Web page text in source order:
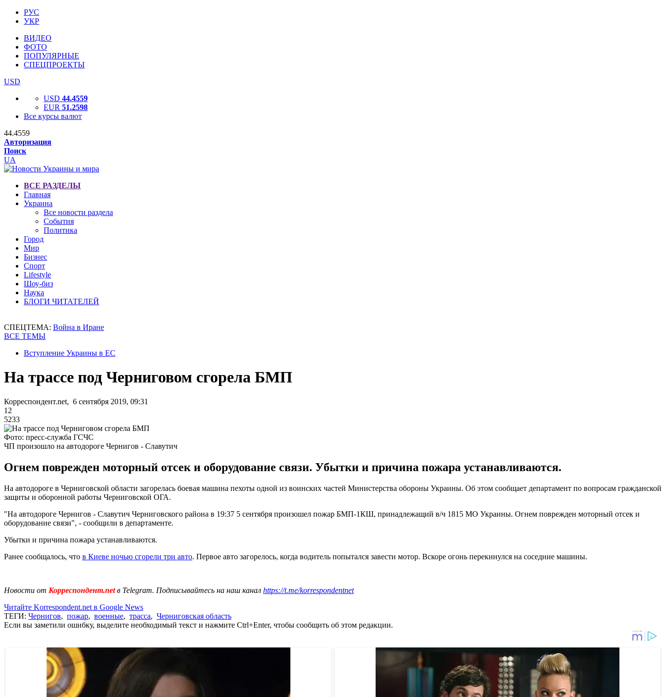
РУС
УКР
ВИДЕО
ФОТО
ПОПУЛЯРНЫЕ
СПЕЦПРОЕКТЫ
USD
USD 44.4559
EUR 51.2598
Все курсы валют
44.4559
Авторизация
Поиск
UA
ВСЕ РАЗДЕЛЫ
Главная
Украина
Все новости раздела
События
Политика
Город
Мир
Бизнес
Спорт
Lifestyle
Шоу-биз
Наука
БЛОГИ ЧИТАТЕЛЕЙ
СПЕЦТЕМА: Война в Иране
ВСЕ ТЕМЫ
Вступление Украины в ЕС
На трассе под Черниговом сгорела БМП
Корреспондент.net, 6 сентября 2019, 09:31
12
5233
Фото: пресс-служба ГСЧС
ЧП произошло на автодороге Чернигов - Славутич
Огнем поврежден моторный отсек и оборудование связи. Убытки и причина пожара устанавливаются.
На автодороге в Черниговской области загорелась боевая машина пехоты одной из воинских частей Министерства обороны Украины. Об этом сообщает департамент по вопросам гражданской
защиты и оборонной работы Черниговской ОГА.
"На автодороге Чернигов - Славутич Черниговского района в 19:37 5 сентября произошел пожар БМП-1КШ, принадлежащий в/ч 1815 МО Украины. Огнем поврежден моторный отсек и
оборудование связи", - сообщили в департаменте.
Убытки и причина пожара устанавливаются.
Ранее сообщалось, что в Киеве ночью сгорели три авто. Первое авто загорелось, когда водитель попытался завести мотор. Вскоре огонь перекинулся на соседние машины.
Новости от Корреспондент.netв Telegram. Подписывайтесь на наш канал https://t.me/korrespondentnet
Читайте Korrespondent.net в Google News
ТЕГИ: Чернигов, пожар, военные, трасса, Черниговская область
Если вы заметили ошибку, выделите необходимый текст и нажмите Ctrl+Enter, чтобы сообщить об этом редакции.